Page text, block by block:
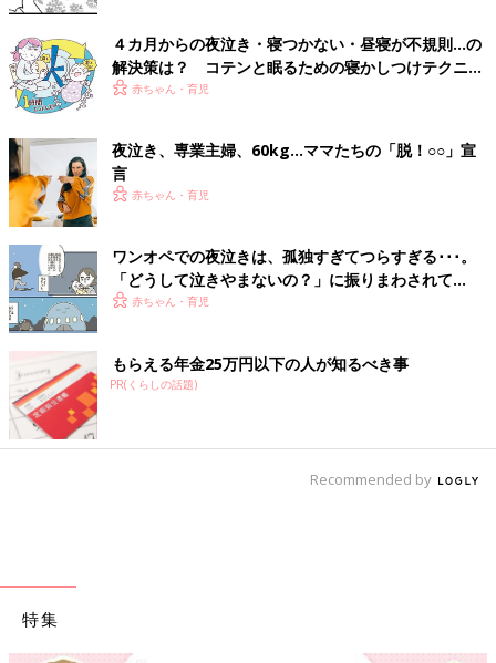
真横で子どもがギャン泣きしてても夫が起きません！
怒りを超えて驚きです！もう信じられません！！
私が寝不足でつらいと言うと、起きて手伝うよ！と言ってくれま
したが泣いても起きず、起こしても抱いたまま寝てしまい、あげ
くは夫のイビキや寝相の悪さでもっと寝れなくて爆発！
休みの日も、仮眠とったら？見てるから！と言ってくれますがす
ぐ寝てます。先日も夫の横にいた息子がソファから落ちかけて、
安心して任せられないので、当分寝不足で過ごす予定です。涙
明けない夜はない。夜泣きはいつか終わります。
夜泣きを経験してきたママたちからは、夜泣きは必ず終わる、と
どんな方法で乗り切ったのでしょうか。
試行錯誤しながら良い方法を探す
夜泣きの時期は長期戦に備えて体力を温存しておくことが大事だ
食事をとるように心がける。
４カ月からの夜泣き・寝つかない・昼寝が不規則…の
解決策は？ コテンと眠るための寝かしつけテクニッ
ク【専門家】
赤ちゃん・育児
夜泣き、専業主婦、60kg…ママたちの「脱！○○」宣
言
赤ちゃん・育児
ワンオペでの夜泣きは、孤独すぎてつらすぎる･･･。
「どうして泣きやまないの？」に振りまわされて
【「よなきごや」著者インタビュー】
赤ちゃん・育児
もらえる年金25万円以下の人が知るべき事
PR(くらしの話題)
Recommended by
特集